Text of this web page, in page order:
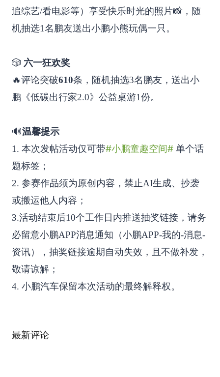
追综艺/看电影等）享受快乐时光的照片📸，随
机抽选1名鹏友送出小鹏小熊玩偶一只。
🎲 六一狂欢奖
🔥评论突破610条，随机抽选3名鹏友，送出小
鹏《低碳出行家2.0》公益桌游1份。
🔊温馨提示
1. 本次发帖活动仅可带#小鹏童趣空间# 单个话
题标签；
2. 参赛作品须为原创内容，禁止AI生成、抄袭
或搬运他人内容；
3.活动结束后10个工作日内推送抽奖链接，请务
必留意小鹏APP消息通知（小鹏APP-我的-消息-
资讯），抽奖链接逾期自动失效，且不做补发，
敬请谅解；
4. 小鹏汽车保留本次活动的最终解释权。
最新评论